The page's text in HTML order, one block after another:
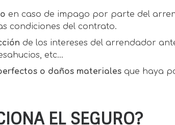
en caso de impago por parte del
condiciones del contrato.
de los intereses del arrendador
etc…
o daños materiales que haya
EL SEGURO?